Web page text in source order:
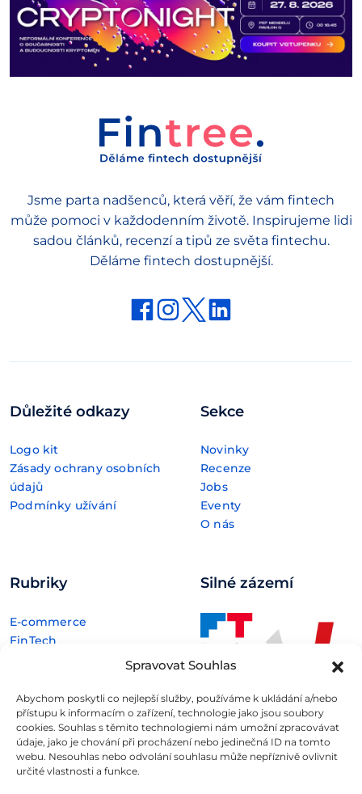
Spravovat Souhlas
Abychom poskytli co nejlepší služby, používáme k ukládání a/nebo
přístupu k informacím o zařízení, technologie jako jsou soubory
cookies. Souhlas s těmito technologiemi nám umožní zpracovávat
údaje, jako je chování při procházení nebo jedinečná ID na tomto
webu. Nesouhlas nebo odvolání souhlasu může nepříznivě ovlivnit
určité vlastnosti a funkce.
Jsme parta nadšenců, která věří, že vám fintech
může pomoci v každodenním životě. Inspirujeme lidi
sadou článků, recenzí a tipů ze světa fintechu.
Děláme fintech dostupnější.
Důležité odkazy
Logo kit
Zásady ochrany osobních
údajů
Podmínky užívání
Sekce
Novinky
Recenze
Jobs
Eventy
O nás
Rubriky
E-commerce
FinTech
Technologie
Silné zázemí